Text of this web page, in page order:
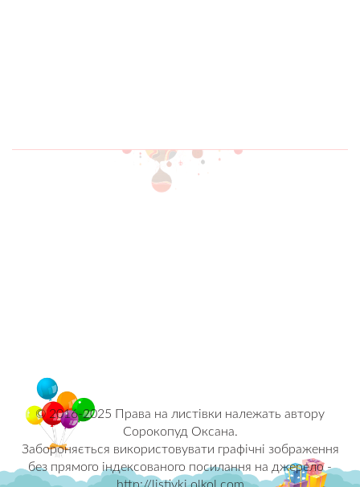
© 2016-2025 Права на листівки належать автору
Сорокопуд Оксана.
Забороняється використовувати графічні зображення
без прямого індексованого посилання на джерело -